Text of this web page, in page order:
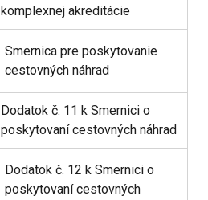
komplexnej akreditácie
Smernica pre poskytovanie
cestovných náhrad
Dodatok č. 11 k Smernici o
poskytovaní cestovných náhrad
Dodatok č. 12 k Smernici o
poskytovaní cestovných